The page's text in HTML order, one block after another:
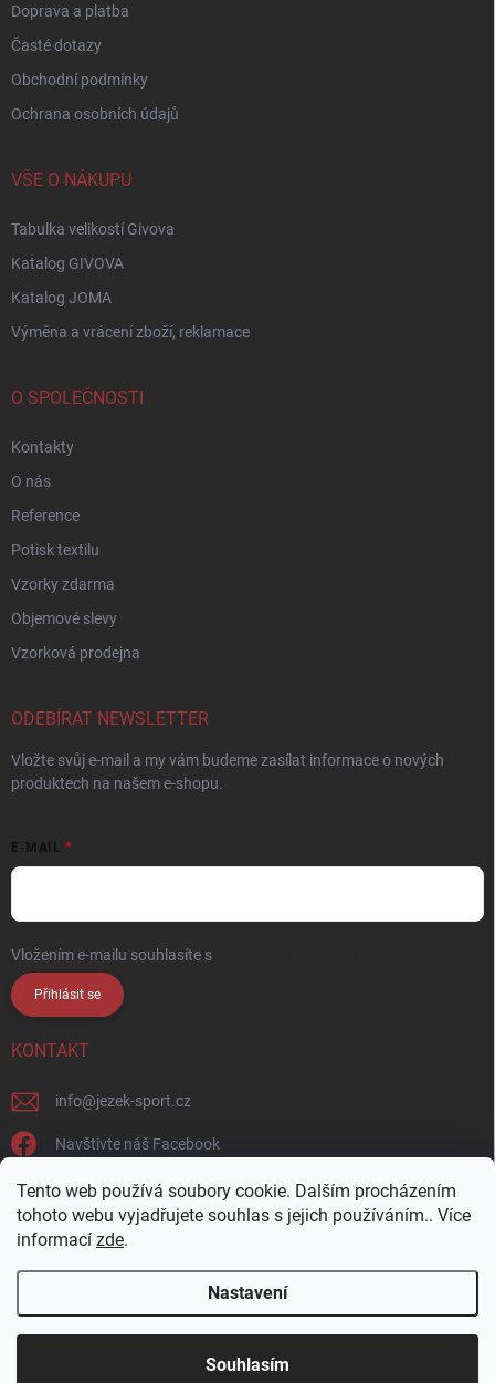
Tento web používá soubory cookie. Dalším procházením
tohoto webu vyjadřujete souhlas s jejich používáním.. Více
informací zde.
Nastavení
Souhlasím
Přijďte si vybrat osobně! Široká nabídka materiálů a
Doprava a platba
Časté dotazy
Obchodní podmínky
Ochrana osobních údajů
VŠE O NÁKUPU
Tabulka velikostí Givova
Katalog GIVOVA
Katalog JOMA
Výměna a vrácení zboží, reklamace
O SPOLEČNOSTI
Kontakty
O nás
Reference
Potisk textilu
Vzorky zdarma
Objemové slevy
Vzorková prodejna
ODEBÍRAT NEWSLETTER
Vložte svůj e-mail a my vám budeme zasílat informace o nových
produktech na našem e-shopu.
E-MAIL
Vložením e-mailu souhlasíte s
Přihlásit se
KONTAKT
info@jezek-sport.cz
Navštivte náš Facebook
jezek_sport_np/
Copyright 2026Ježek sport s.r.o.. Všechna práva vyhrazena.Upravit
nastavení cookies